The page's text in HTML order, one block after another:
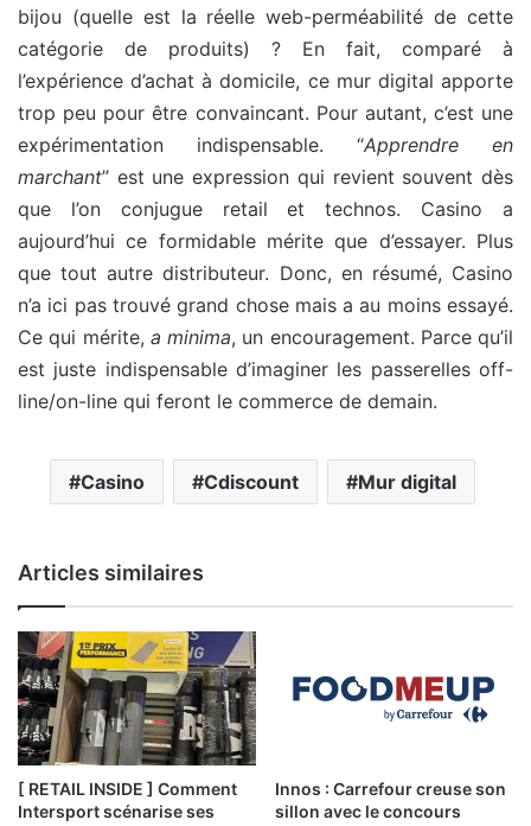
bijou (quelle est la réelle web-perméabilité de cette
catégorie de produits) ? En fait, comparé à
l’expérience d’achat à domicile, ce mur digital apporte
trop peu pour être convaincant. Pour autant, c’est une
expérimentation indispensable. “Apprendre en
marchant” est une expression qui revient souvent dès
que l’on conjugue retail et technos. Casino a
aujourd’hui ce formidable mérite que d’essayer. Plus
que tout autre distributeur. Donc, en résumé, Casino
n’a ici pas trouvé grand chose mais a au moins essayé.
Ce qui mérite, a minima, un encouragement. Parce qu’il
est juste indispensable d’imaginer les passerelles off-
line/on-line qui feront le commerce de demain.
Casino Cdiscount Mur digital
Articles similaires
[ RETAIL INSIDE ] Comment
Intersport scénarise ses
Innos : Carrefour creuse son
sillon avec le concours